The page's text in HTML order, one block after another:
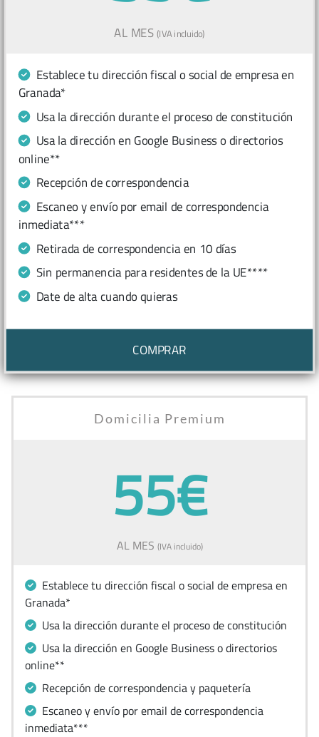
AL MES(IVA incluido)
Establece tu dirección fiscal o social de empresa en
Granada*
Usa la dirección durante el proceso de constitución
Usa la dirección en Google Business o directorios
online**
Recepción de correspondencia
Escaneo y envío por email de correspondencia
inmediata***
Retirada de correspondencia en 10 días
Sin permanencia para residentes de la UE****
Date de alta cuando quieras
COMPRAR
Domicilia Premium
55€
AL MES (IVA incluido)
Establece tu dirección fiscal o social de empresa en
Granada*
Usa la dirección durante el proceso de constitución
Usa la dirección en Google Business o directorios
online**
Recepción de correspondencia y paquetería
Escaneo y envío por email de correspondencia
inmediata***